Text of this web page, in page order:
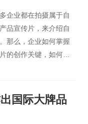
的效果？下面这些点
企业都在拍摄属于自
品宣传片，来介绍自
那么，企业如何掌握
的创作关键，如何使
国际大牌品